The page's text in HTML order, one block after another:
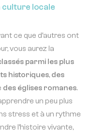
culture locale
ce que d’autres ont
vous aurez la
parmi les plus
historiques, des
des églises romanes.
un peu plus
stress et à un rythme
l’histoire vivante,